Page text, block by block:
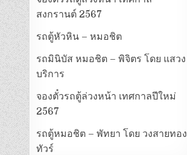
สงกรานต์ 2567
รถตู้หัวหิน – หมอชิต
รถมินิบัส หมอชิต – พิจิตร โดย แสวง
บริการ
จองตั๋วรถตู้ล่วงหน้า เทศกาลปีใหม่
2567
รถตู้หมอชิต – พัทยา โดย วงสายทอง
ทัวร์